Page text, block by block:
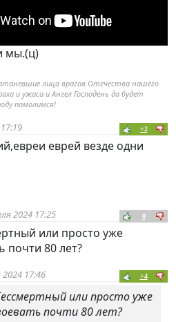
мы.(ц)
лица врагов Отечества нашего
и ужаса и Ангел Господень да будет
помолимся!
+2
еврей везде одни
2024 17:25 0
или просто уже
почти 80 лет?
2024 17:46 +4
или просто уже
почти 80 лет?